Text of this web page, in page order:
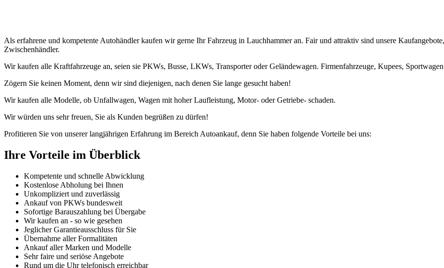
Als erfahrene und kompetente Autohändler kaufen wir gerne Ihr Fahrzeug in Lauchhammer an. Fair und attraktiv sind unsere
Zwischenhändler.
Wir kaufen alle Kraftfahrzeuge an, seien sie PKWs, Busse, LKWs, Transporter oder Geländewagen. Firmenfahrzeuge, Kupees,
Zögern Sie keinen Moment, denn wir sind diejenigen, nach denen Sie lange gesucht haben!
Wir kaufen alle Modelle, ob Unfallwagen, Wagen mit hoher Laufleistung, Motor- oder Getriebe- schaden.
Wir würden uns sehr freuen, Sie als Kunden begrüßen zu dürfen!
Profitieren Sie von unserer langjährigen Erfahrung im Bereich Autoankauf, denn Sie haben folgende Vorteile bei uns:
Ihre Vorteile im Überblick
Kompetente und schnelle Abwicklung
Kostenlose Abholung bei Ihnen
Unkompliziert und zuverlässig
Ankauf von PKWs bundesweit
Sofortige Barauszahlung bei Übergabe
Wir kaufen an - so wie gesehen
Jeglicher Garantieausschluss für Sie
Übernahme aller Formalitäten
Ankauf aller Marken und Modelle
Sehr faire und seriöse Angebote
Rund um die Uhr telefonisch erreichbar